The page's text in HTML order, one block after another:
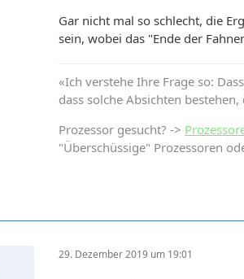
Gar nicht mal so schlecht, die
sein, wobei das "Ende der
«Ich verstehe Ihre Frage so:
dass solche Absichten
Prozessor gesucht? ->
"Überschüssige" Prozessoren
29. Dezember 2019 um 19:01